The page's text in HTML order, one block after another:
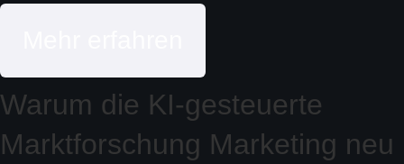
Warum die KI-gesteuerte
Marktforschung Marketing neu